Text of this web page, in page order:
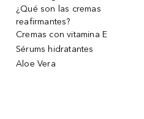
¿Qué son las cremas
reafirmantes?
Cremas con vitamina E
Sérums hidratantes
Aloe Vera